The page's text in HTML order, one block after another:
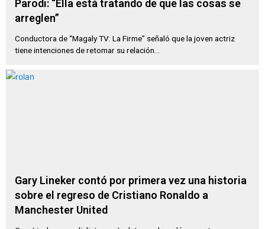
Parodi: “Ella está tratando de que las cosas se
arreglen”
Conductora de “Magaly TV: La Firme” señaló que la joven actriz
tiene intenciones de retomar su relación...
Gary Lineker contó por primera vez una historia
sobre el regreso de Cristiano Ronaldo a
Manchester United